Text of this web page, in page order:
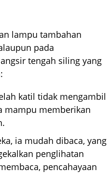
lampu tambahan
pada
tengah siling yang
katil tidak mengambil
mampu memberikan
ia mudah dibaca, yang
penglihatan
pencahayaan